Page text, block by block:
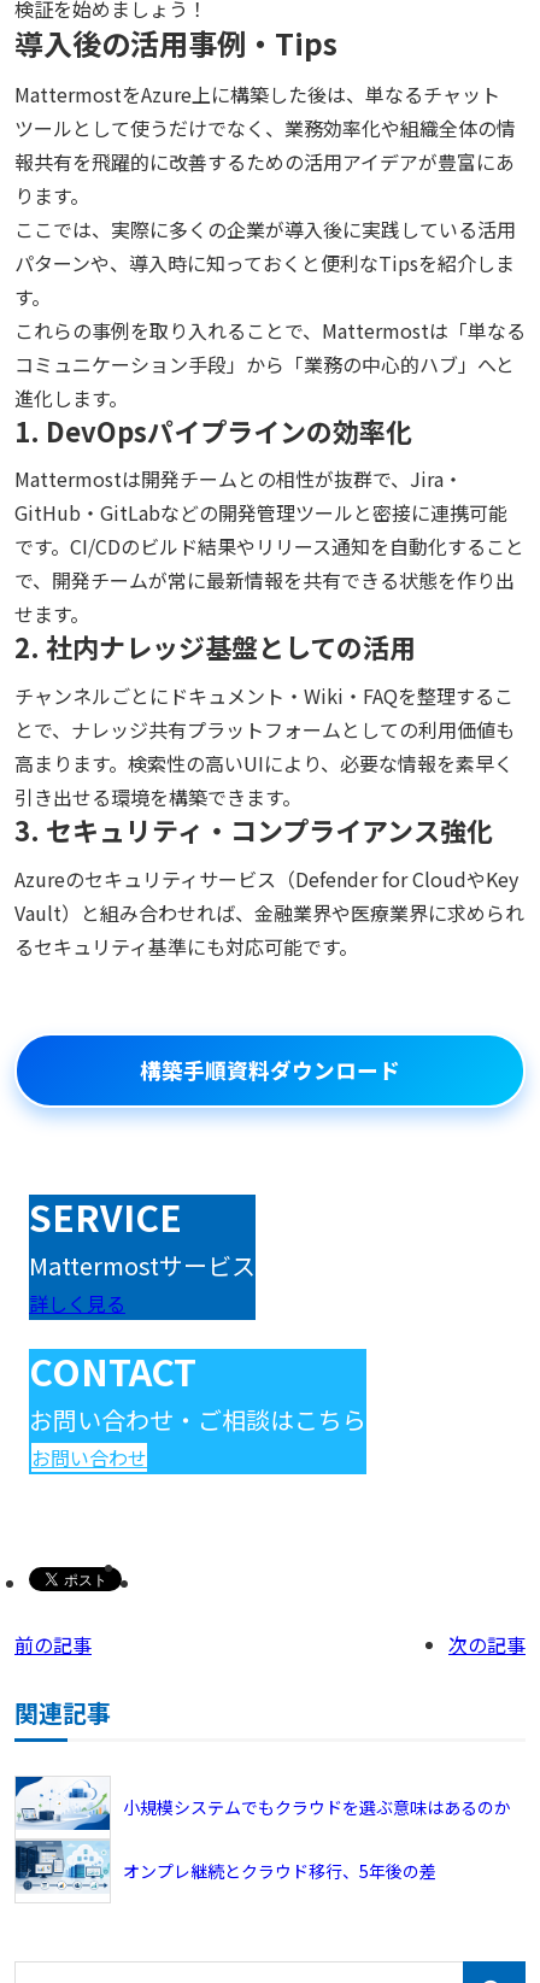
検証を始めましょう！
導入後の活用事例・Tips
MattermostをAzure上に構築した後は、単なるチャット
ツールとして使うだけでなく、業務効率化や組織全体の情
報共有を飛躍的に改善するための活用アイデアが豊富にあ
ります。
ここでは、実際に多くの企業が導入後に実践している活用
パターンや、導入時に知っておくと便利なTipsを紹介しま
す。
これらの事例を取り入れることで、Mattermostは「単なる
コミュニケーション手段」から「業務の中心的ハブ」へと
進化します。
1. DevOpsパイプラインの効率化
Mattermostは開発チームとの相性が抜群で、Jira・
GitHub・GitLabなどの開発管理ツールと密接に連携可能
です。CI/CDのビルド結果やリリース通知を自動化すること
で、開発チームが常に最新情報を共有できる状態を作り出
せます。
2. 社内ナレッジ基盤としての活用
チャンネルごとにドキュメント・Wiki・FAQを整理するこ
とで、ナレッジ共有プラットフォームとしての利用価値も
高まります。検索性の高いUIにより、必要な情報を素早く
引き出せる環境を構築できます。
3. セキュリティ・コンプライアンス強化
Azureのセキュリティサービス（Defender for CloudやKey
Vault）と組み合わせれば、金融業界や医療業界に求められ
るセキュリティ基準にも対応可能です。
構築手順資料ダウンロード
SERVICE
Mattermostサービス
詳しく見る
CONTACT
お問い合わせ・ご相談はこちら
お問い合わせ
前の記事 次の記事
関連記事
小規模システムでもクラウドを選ぶ意味はあるのか
オンプレ継続とクラウド移行、5年後の差